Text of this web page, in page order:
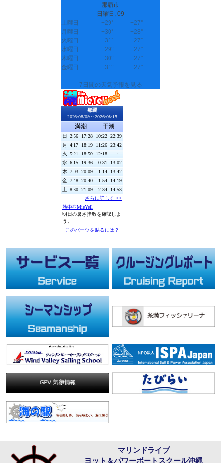
那覇市
日曜日, 09
土曜日
+29° +27°
月曜日
+30° +28°
火曜日
+31° +27°
水曜日
+29° +27°
木曜日
+30° +27°
金曜日
+31° +27°
7日間の天気予報を見る
マリンドライブ
ヨット＆パワーボートスクール沖縄